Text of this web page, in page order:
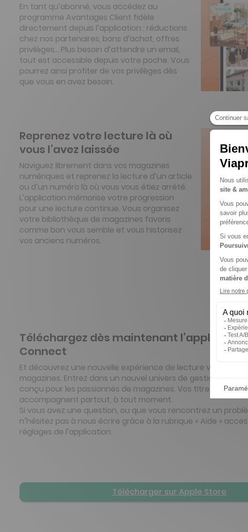
En tant qu’abonné, vous accédez au
programme Avantages Client fidèle
directement depuis l’application : réductions
chez nos partenaires, bons d’achat, offres
privilèges… Plus besoin d’attendre un email,
tout est accessible depuis votre poche. Vous
pourrez ainsi profiter de vos privilèges dès
que vous en avez besoin.
Reprenez votre lecture là où
vous l’avez laissée
Naviguez librement dans vos magazines
numériques et reprenez la lecture d’un article
ou d’un numéro là où vous vous étiez arrêté.
L’application mémorise votre progression
pour une lecture continue. Vous organisez
votre bibliothèque de magazines favoris
comme bon vous semble et vous historisez
vos anciens numéros.
Téléchargez dès maintenant
Connect
Et découvrez une nouvelle expérience de lecture visuelle
magazines. Entrez dans un nouvel univers de gestion de vos
conçu pour les passionnés de magazines. Vos titres
accompagnent partout, à tout moment.
Si vous avez une question, ou que vous rencontrez un
n’hésitez pas à nous écrire grâce à la rubrique « Aide »
réglages de l’application.
Télécharger sur Apple Store